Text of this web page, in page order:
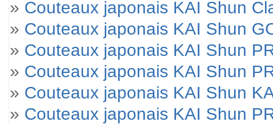
» Couteaux japonais KAI Shun
» Couteaux japonais KAI Shun
» Couteaux japonais KAI Shun
» Couteaux japonais KAI Shun
» Couteaux japonais KAI Shun
» Couteaux japonais KAI Shun